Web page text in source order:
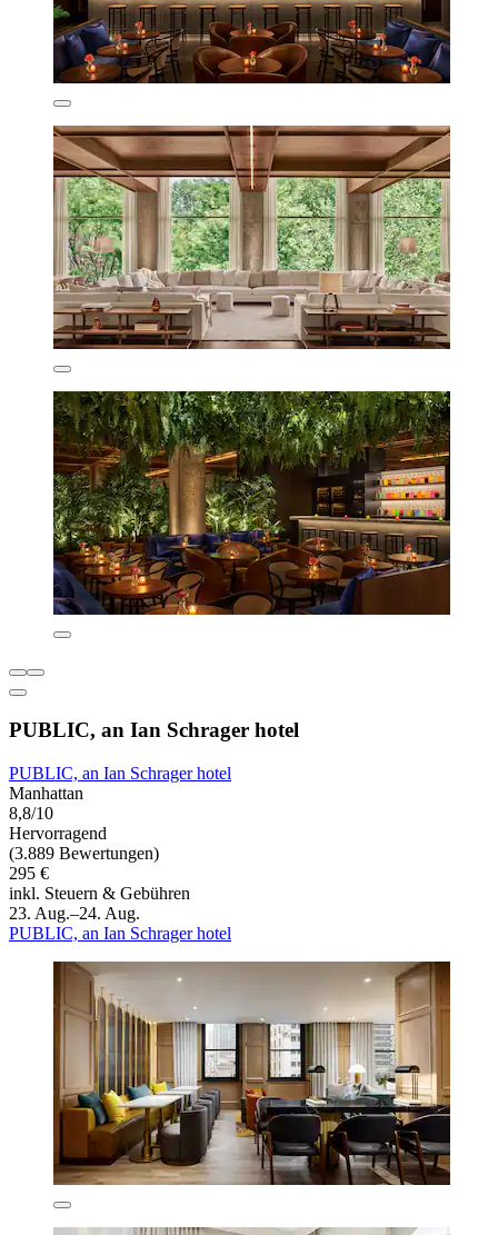
PUBLIC, an Ian Schrager hotel
PUBLIC, an Ian Schrager hotel
Manhattan
8,8/10
Hervorragend
(3.889 Bewertungen)
295 €
inkl. Steuern & Gebühren
23. Aug.–24. Aug.
PUBLIC, an Ian Schrager hotel